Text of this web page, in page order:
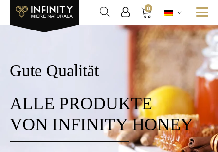
0
Gute Qualität
ALLE PRODUKTE
VON INFINITY HONEY